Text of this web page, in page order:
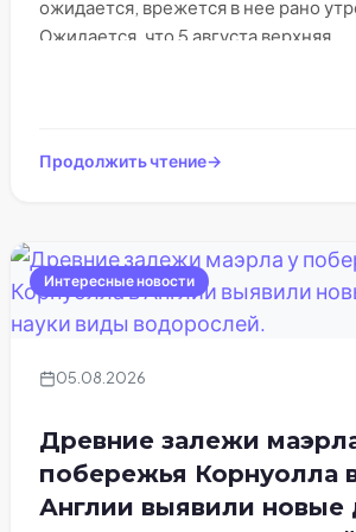
ожидается, врежется в нее рано
Ожидается, что 5 августа верхняя…
Продолжить чтение
Интересные новости
05.08.2026
Древние залежи
побережья Корнуолла
Англии выявили новые